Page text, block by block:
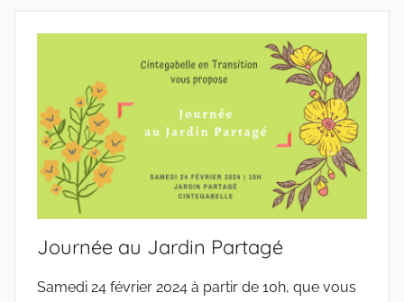
Journée au Jardin Partagé
Samedi 24 février 2024 à partir de 10h, que vous